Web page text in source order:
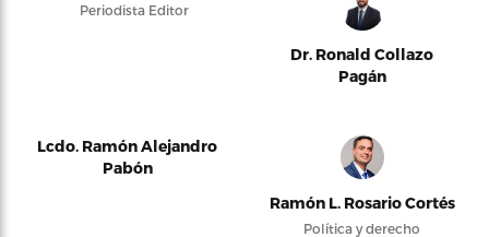
Periodista Editor
Dr. Ronald Collazo
Pagán
Lcdo. Ramón Alejandro
Pabón
Ramón L. Rosario Cortés
Política y derecho